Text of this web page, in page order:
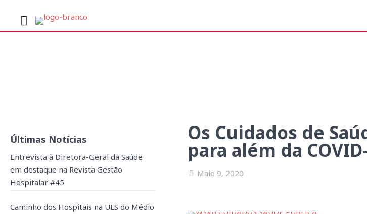
Os Cuidados de
para além da
Maio 9, 2020
Últimas Notícias
Entrevista à Diretora-Geral da Saúde
em destaque na Revista Gestão
Hospitalar #45
Caminho dos Hospitais na ULS do Médio